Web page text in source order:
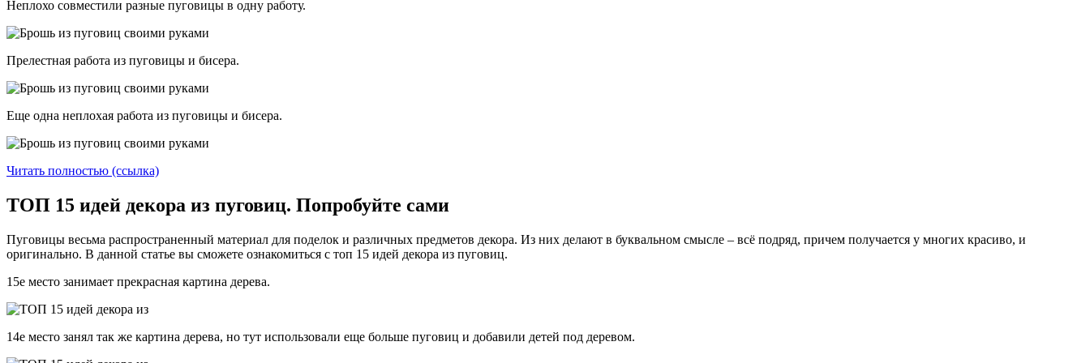
Неплохо совместили разные пуговицы в одну работу.
Прелестная работа из пуговицы и бисера.
Еще одна неплохая работа из пуговицы и бисера.
Читать полностью (ссылка)
ТОП 15 идей декора из пуговиц. Попробуйте сами
Пуговицы весьма распространенный материал для поделок и различных предметов декора. Из них делают в буквальном смысле – всё подряд, причем получается у многих красиво, и
оригинально. В данной статье вы сможете ознакомиться с топ 15 идей декора из пуговиц.
15е место занимает прекрасная картина дерева.
14е место занял так же картина дерева, но тут использовали еще больше пуговиц и добавили детей под деревом.